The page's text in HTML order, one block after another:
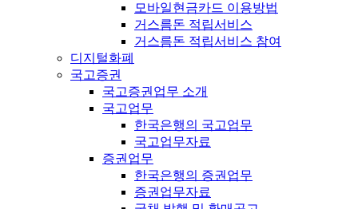
모바일현금카드 이용방법
거스름돈 적립서비스
거스름돈 적립서비스 참여
디지털화폐
국고증권
국고증권업무 소개
국고업무
한국은행의 국고업무
국고업무자료
증권업무
한국은행의 증권업무
증권업무자료